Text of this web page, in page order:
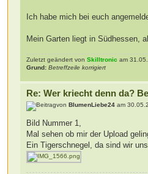
Ich habe mich bei euch
Mein Garten liegt in Südhessen,
Zuletzt geändert vonSkilltronic am
Grund: Betreffzeile korrigiert
Re: Wer kriecht denn da?
vonBlumenLiebe24 am
Bild Nummer 1,
Mal sehen ob mir der Upload
Ein Tigerschnegel, da sind wir